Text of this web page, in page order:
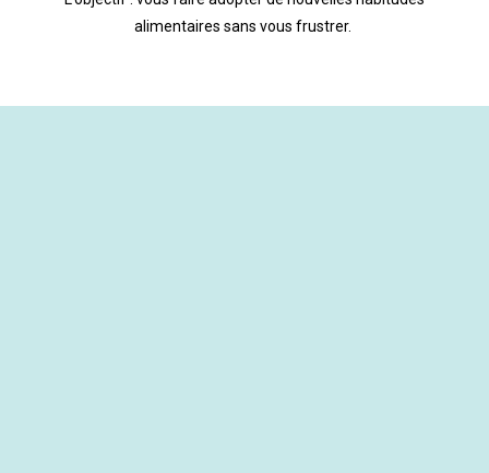
alimentaires sans vous frustrer.